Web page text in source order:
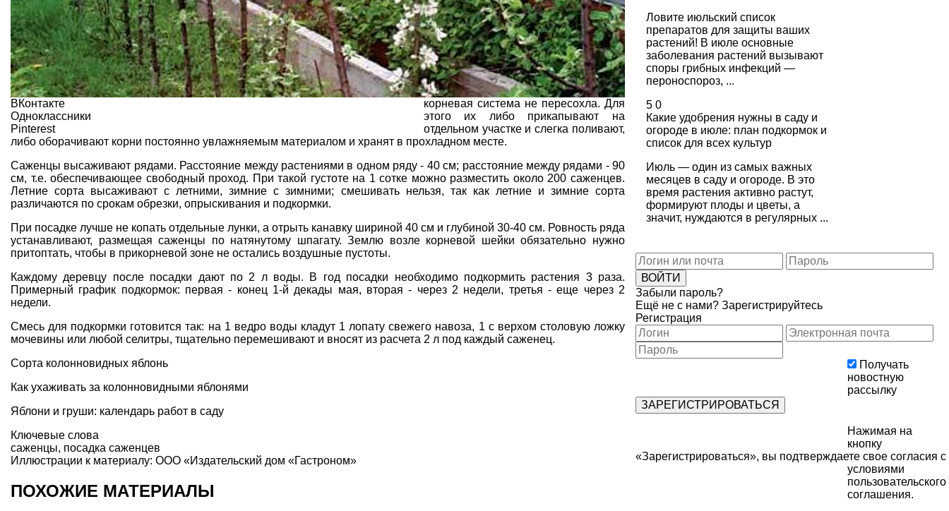
ВКонтакте
Одноклассники
Pinterest
корневая система не пересохла. Для
этого их либо прикапывают на
отдельном участке и слегка поливают,
либо оборачивают корни постоянно увлажняемым материалом и хранят в прохладном месте.
Саженцы высаживают рядами. Расстояние между растениями в одном ряду - 40 см; расстояние между рядами - 90
см, т.е. обеспечивающее свободный проход. При такой густоте на 1 сотке можно разместить около 200 саженцев.
Летние сорта высаживают с летними, зимние с зимними; смешивать нельзя, так как летние и зимние сорта
различаются по срокам обрезки, опрыскивания и подкормки.
При посадке лучше не копать отдельные лунки, а отрыть канавку шириной 40 см и глубиной 30-40 см. Ровность ряда
устанавливают, размещая саженцы по натянутому шпагату. Землю возле корневой шейки обязательно нужно
притоптать, чтобы в прикорневой зоне не остались воздушные пустоты.
Каждому деревцу после посадки дают по 2 л воды. В год посадки необходимо подкормить растения 3 раза.
Примерный график подкормок: первая - конец 1-й декады мая, вторая - через 2 недели, третья - еще через 2
недели.
Смесь для подкормки готовится так: на 1 ведро воды кладут 1 лопату свежего навоза, 1 с верхом столовую ложку
мочевины или любой селитры, тщательно перемешивают и вносят из расчета 2 л под каждый саженец.
Сорта колонновидных яблонь
Как ухаживать за колонновидными яблонями
Яблони и груши: календарь работ в саду
Ключевые слова
саженцы, посадка саженцев
Иллюстрации к материалу: ООО «Издательский дом «Гастроном»
ПОХОЖИЕ МАТЕРИАЛЫ
Ловите июльский список
препаратов для защиты ваших
растений! В июле основные
заболевания растений вызывают
споры грибных инфекций —
пероноспороз, ...
5 0
Какие удобрения нужны в саду и
огороде в июле: план подкормок и
список для всех культур
Июль — один из самых важных
месяцев в саду и огороде. В это
время растения активно растут,
формируют плоды и цветы, а
значит, нуждаются в регулярных ...
Забыли пароль?
Ещё не с нами? Зарегистрируйтесь
Регистрация
Получать
новостную
рассылку
Нажимая на
кнопку
«Зарегистрироваться», вы подтверждаете свое согласия с
условиями
пользовательского
соглашения.